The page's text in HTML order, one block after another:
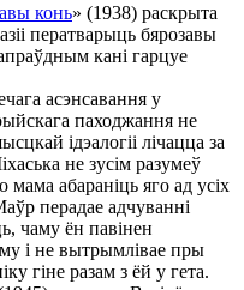
конь» (1938) раскрыта
ператварыць бярозавы
кані гарцуе
асэнсавання у
паходжання не
ідэалогіі лічацца за
не зусім разумеў
мама абараніць яго ад усіх
перадае адчуванні
чаму ён павінен
і не вытрымлівае пры
гіне разам з ёй у гета.